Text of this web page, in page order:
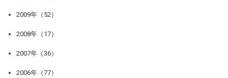
2009年（52）
2008年（17）
2007年（36）
2006年（77）